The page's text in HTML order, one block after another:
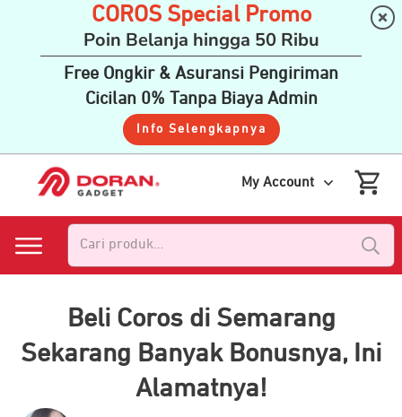
My Account
Beli Coros di Semarang
Sekarang Banyak Bonusnya, Ini
Alamatnya!
COROS Special Promo
Poin Belanja hingga 50 Ribu
Free Ongkir & Asuransi Pengiriman
Cicilan 0% Tanpa Biaya Admin
Info Selengkapnya